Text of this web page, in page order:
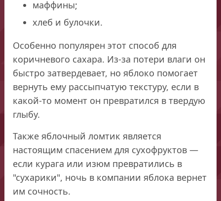
маффины;
хлеб и булочки.
Особенно популярен этот способ для
коричневого сахара. Из-за потери влаги он
быстро затвердевает, но яблоко помогает
вернуть ему рассыпчатую текстуру, если в
какой-то момент он превратился в твердую
глыбу.
Также яблочный ломтик является
настоящим спасением для сухофруктов —
если курага или изюм превратились в
"сухарики", ночь в компании яблока вернет
им сочность.